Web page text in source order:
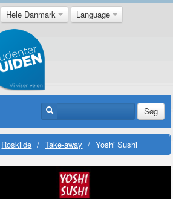
Hele Danmark Language
Søg
Roskilde / Take-away / Yoshi Sushi